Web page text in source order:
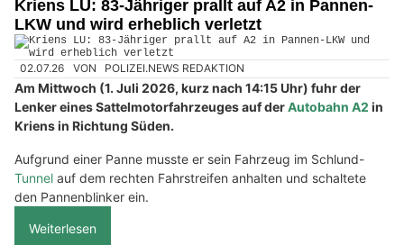
Kriens LU: 83-Jähriger prallt auf A2 in Pannen-
LKW und wird erheblich verletzt
02.07.26 VON POLIZEI.NEWS REDAKTION
Am Mittwoch (1. Juli 2026, kurz nach 14:15 Uhr) fuhr der
Lenker eines Sattelmotorfahrzeuges auf derAutobahn A2 in
Kriens in Richtung Süden.
Aufgrund einer Panne musste er sein Fahrzeug im Schlund-
Tunnel auf dem rechten Fahrstreifen anhalten und schaltete
den Pannenblinker ein.
Weiterlesen